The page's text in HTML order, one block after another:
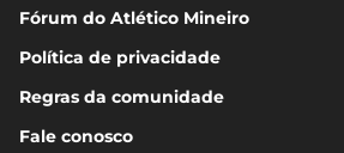
Fórum do Atlético Mineiro
Política de privacidade
Regras da comunidade
Fale conosco